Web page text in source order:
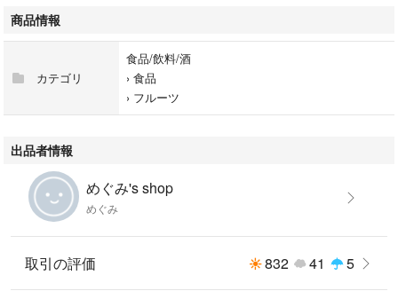
★掲載写真はあくまでも一部の例です。実物と異なる場合もございます。
写真の撮影色違い場合ありご了承できる方のみご購入よろしくお願い致し
★受け取りの時間帯、日付指定はできかねます。配送先地域により、発送
から到着までの日数経過による多少傷などが出る場合もございますのでご
了承の程ご購入よろしくお願い致します。
番号の入れ忘れ等が頻発しております。発送先の郵便番号・住所を再度ご
★プレゼントする方には必ず事前に送り先方にご連絡してください。
商品情報
カテゴリ
食品/飲料/酒
› 食品
› フルーツ
出品者情報
めぐみ's shop
めぐみ
取引の評価 832 41 5